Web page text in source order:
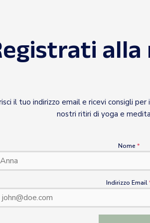
il tuo indirizzo email e ricevi consigli
nostri ritiri di yoga e
Nome *
Indirizzo Email